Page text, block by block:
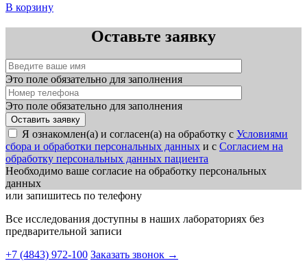
В корзину
Оставьте заявку
Это поле обязательно для заполнения
Это поле обязательно для заполнения
Я ознакомлен(а) и согласен(а) на обработку с Условиями
сбора и обработки персональных данных и с Согласием на
обработку персональных данных пациента
Необходимо ваше согласие на обработку персональных
данных
или запишитесь по телефону
Все исследования доступны в наших лабораториях без
предварительной записи
+7 (4843) 972-100 Заказать звонок →